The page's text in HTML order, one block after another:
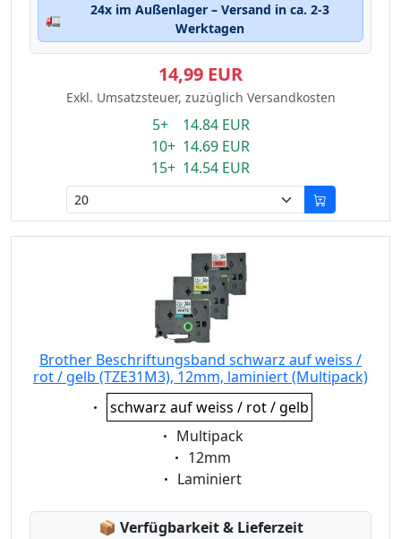
🚛
24x im Außenlager – Versand in ca. 2-3
Werktagen
14,99 EUR
Exkl. Umsatzsteuer, zuzüglich Versandkosten
5+ 14.84 EUR
10+ 14.69 EUR
15+ 14.54 EUR
Brother Beschriftungsband schwarz auf weiss /
rot / gelb (TZE31M3), 12mm, laminiert (Multipack)
Eigenschaft:
schwarz auf weiss / rot / gelb
Eigenschaft:
Multipack
Eigenschaft:
12mm
Eigenschaft:
Laminiert
📦 Lagerstatus:
Verfügbarkeit & Lieferzeit